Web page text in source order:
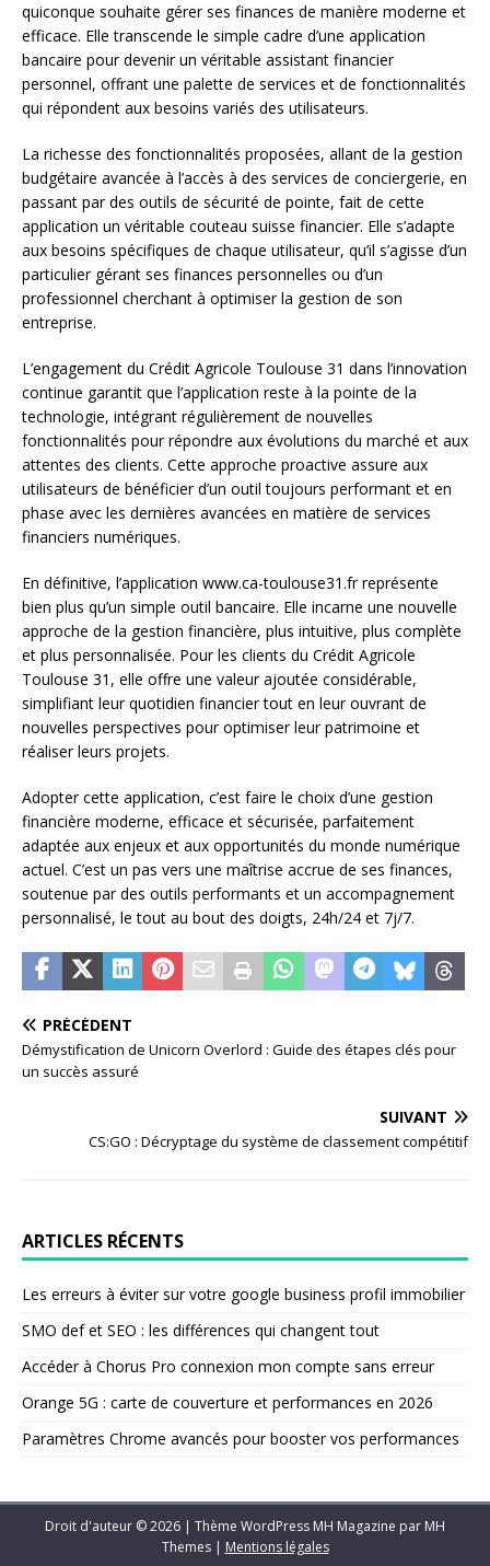
quiconque souhaite gérer ses finances de manière moderne et
efficace. Elle transcende le simple cadre d’une application
bancaire pour devenir un véritable assistant financier
personnel, offrant une palette de services et de fonctionnalités
qui répondent aux besoins variés des utilisateurs.
La richesse des fonctionnalités proposées, allant de la gestion
budgétaire avancée à l’accès à des services de conciergerie, en
passant par des outils de sécurité de pointe, fait de cette
application un véritable couteau suisse financier. Elle s’adapte
aux besoins spécifiques de chaque utilisateur, qu’il s’agisse d’un
particulier gérant ses finances personnelles ou d’un
professionnel cherchant à optimiser la gestion de son
entreprise.
L’engagement du Crédit Agricole Toulouse 31 dans l’innovation
continue garantit que l’application reste à la pointe de la
technologie, intégrant régulièrement de nouvelles
fonctionnalités pour répondre aux évolutions du marché et aux
attentes des clients. Cette approche proactive assure aux
utilisateurs de bénéficier d’un outil toujours performant et en
phase avec les dernières avancées en matière de services
financiers numériques.
En définitive, l’application www.ca-toulouse31.fr représente
bien plus qu’un simple outil bancaire. Elle incarne une nouvelle
approche de la gestion financière, plus intuitive, plus complète
et plus personnalisée. Pour les clients du Crédit Agricole
Toulouse 31, elle offre une valeur ajoutée considérable,
simplifiant leur quotidien financier tout en leur ouvrant de
nouvelles perspectives pour optimiser leur patrimoine et
réaliser leurs projets.
Adopter cette application, c’est faire le choix d’une gestion
financière moderne, efficace et sécurisée, parfaitement
adaptée aux enjeux et aux opportunités du monde numérique
actuel. C’est un pas vers une maîtrise accrue de ses finances,
soutenue par des outils performants et un accompagnement
personnalisé, le tout au bout des doigts, 24h/24 et 7j/7.
PRÉCÉDENT
Démystification de Unicorn Overlord : Guide des étapes clés pour
un succès assuré
SUIVANT
CS:GO : Décryptage du système de classement compétitif
ARTICLES RÉCENTS
Les erreurs à éviter sur votre google business profil immobilier
SMO def et SEO : les différences qui changent tout
Accéder à Chorus Pro connexion mon compte sans erreur
Orange 5G : carte de couverture et performances en 2026
Paramètres Chrome avancés pour booster vos performances
Droit d'auteur © 2026 | Thème WordPress MH Magazine par MH
Themes | Mentions légales